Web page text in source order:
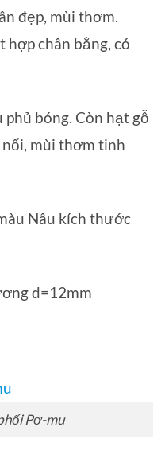
đẹp, mùi thơm.
chân bằng, có
bóng. Còn hạt gỗ
nổi, mùi thơm tinh
Nâu kích thước
d=12mm
Pơ-mu